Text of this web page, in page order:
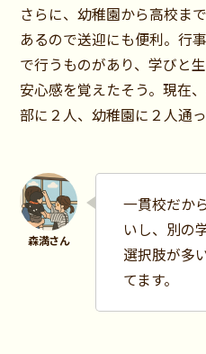
さらに、幼稚園から高校ま
あるので送迎にも便利。行
で行うものがあり、学びと
安心感を覚えたそう。現在
部に２人、幼稚園に２人通っ
一貫校だか
いし、別の
選択肢が多
てます。